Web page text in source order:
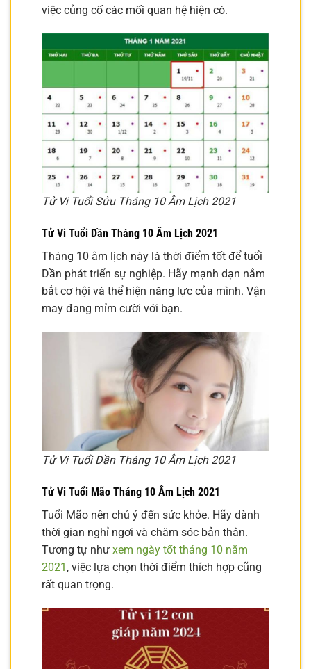
việc củng cố các mối quan hệ hiện có.
Tử Vi Tuổi Sửu Tháng 10 Âm Lịch 2021
Tử Vi Tuổi Dần Tháng 10 Âm Lịch 2021
Tháng 10 âm lịch này là thời điểm tốt để tuổi
Dần phát triển sự nghiệp. Hãy mạnh dạn nắm
bắt cơ hội và thể hiện năng lực của mình. Vận
may đang mỉm cười với bạn.
Tử Vi Tuổi Dần Tháng 10 Âm Lịch 2021
Tử Vi Tuổi Mão Tháng 10 Âm Lịch 2021
Tuổi Mão nên chú ý đến sức khỏe. Hãy dành
thời gian nghỉ ngơi và chăm sóc bản thân.
Tương tự như xem ngày tốt tháng 10 năm
2021 , việc lựa chọn thời điểm thích hợp cũng
rất quan trọng.